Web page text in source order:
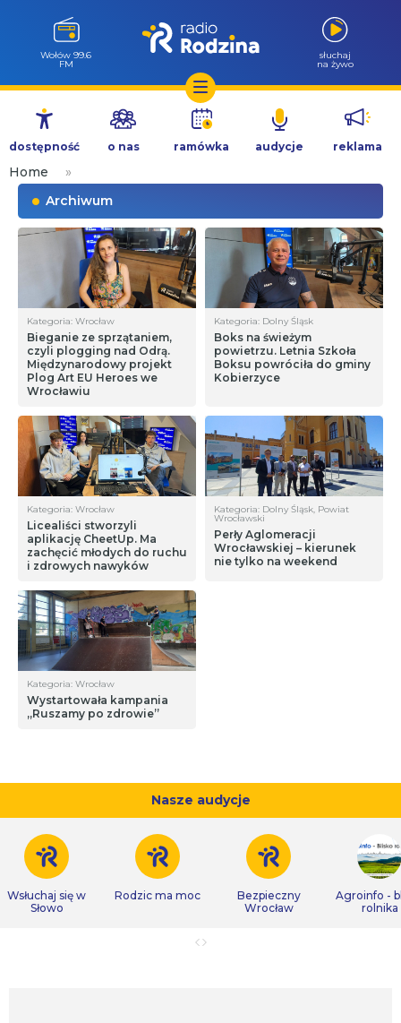
Przejdź
treści
Wołów 99.6
FM
słuchaj
na żywo
dostępność o nas ramówka audycje reklama
Home
»
Archiwum
Kategoria: Wrocław
Bieganie ze sprzątaniem,
czyli plogging nad Odrą.
Międzynarodowy projekt
Plog Art EU Heroes we
Wrocławiu
Kategoria: Dolny Śląsk
Boks na świeżym
powietrzu. Letnia Szkoła
Boksu powróciła do gminy
Kobierzyce
Kategoria: Wrocław
Licealiści stworzyli
aplikację CheetUp. Ma
zachęcić młodych do ruchu
i zdrowych nawyków
Kategoria: Dolny Śląsk, Powiat
Wrocławski
Perły Aglomeracji
Wrocławskiej – kierunek
nie tylko na weekend
Kategoria: Wrocław
Wystartowała kampania
„Ruszamy po zdrowie”
Nasze audycje
Wsłuchaj się w
Słowo
Rodzic ma moc
Bezpieczny
Wrocław
Agroinfo -
rolnika